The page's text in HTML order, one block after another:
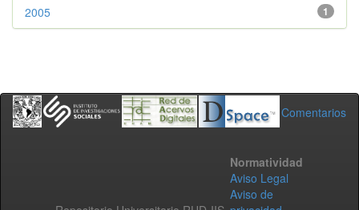
1
2005
Comentarios
Normatividad
Aviso Legal
Aviso de